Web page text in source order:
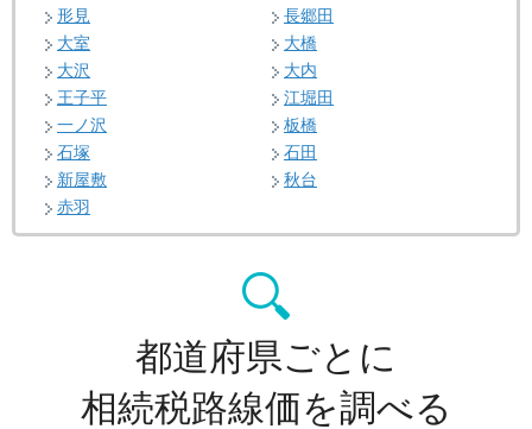
形見
長郷田
大室
大橋
大沢
大内
王子平
江堀田
一ノ沢
板橋
石塚
石田
新屋敷
秋台
赤羽
都道府県ごとに
相続税路線価を調べる